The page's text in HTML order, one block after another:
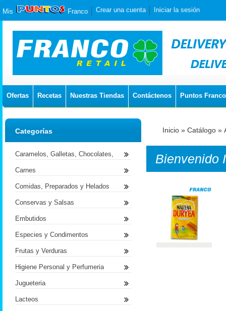
Mis Franco Crear una cuenta Iniciar la sesión
Ofertas Recetas Nuestras Tiendas Contáctenos Puntos Franco
Inicio » Catálogo »
Bienvenido
Categorías
Caramelos, Galletas, Chocolates,
Carnes
Comidas, Preparados y Helados
Conservas y Salsas
Embutidos
Especies y Condimentos
Frutas y Verduras
Higiene Personal y Perfumeria
Jugueteria
Lacteos